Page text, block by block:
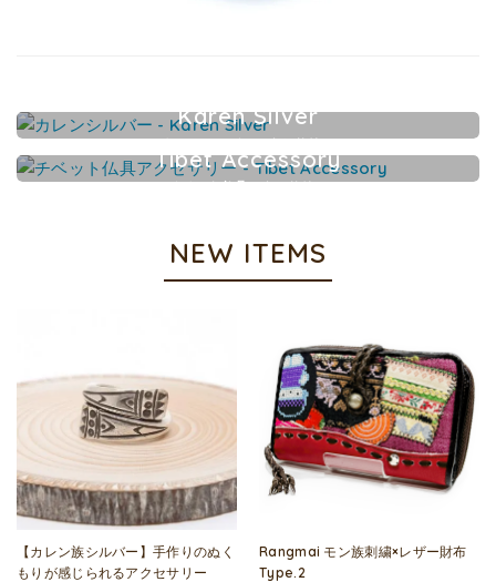
Karen Silver
カレンシルバーアクセサリー
Tibet Accessory
チベット仏具アクセサリー
NEW ITEMS
【カレン族シルバー】手作りのぬく
もりが感じられるアクセサリー
Rangmai モン族刺繍×レザー財布
Type.2